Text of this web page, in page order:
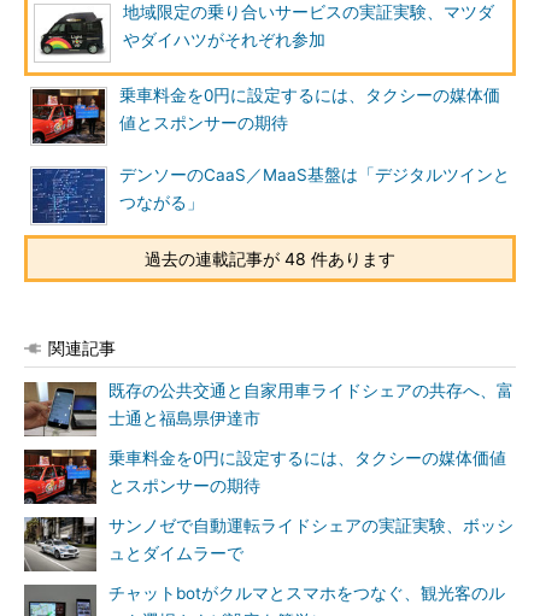
地域限定の乗り合いサービスの実証実験、マツダ
やダイハツがそれぞれ参加
乗車料金を0円に設定するには、タクシーの媒体価
値とスポンサーの期待
デンソーのCaaS／MaaS基盤は「デジタルツインと
つながる」
過去の連載記事が 48 件あります
関連記事
既存の公共交通と自家用車ライドシェアの共存へ、富
士通と福島県伊達市
乗車料金を0円に設定するには、タクシーの媒体価値
とスポンサーの期待
サンノゼで自動運転ライドシェアの実証実験、ボッシ
ュとダイムラーで
チャットbotがクルマとスマホをつなぐ、観光客のル